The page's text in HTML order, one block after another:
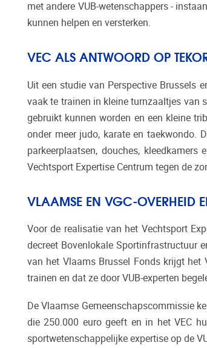
met andere VUB-wetenschappers -
kunnen helpen en versterken.
VEC ALS ANTWOORD OP
Uit een studie van Perspective Brussels
vaak te trainen in kleine turnzaaltjes van
gebruikt kunnen worden en een kleine
onder meer judo, karate en taekwondo.
parkeerplaatsen, douches,
Vechtsport Expertise Centrum tegen de
VLAAMSE EN VGC-OVERHEID
Voor de realisatie van het Vechtsport
decreet Bovenlokale Sportinfrastructuur
van het Vlaams Brussel Fonds krijgt het
trainen en dat ze door VUB-experten
De Vlaamse Gemeenschapscommissie
die 250.000 euro geeft en in het VEC
sportwetenschappelijke expertise op de